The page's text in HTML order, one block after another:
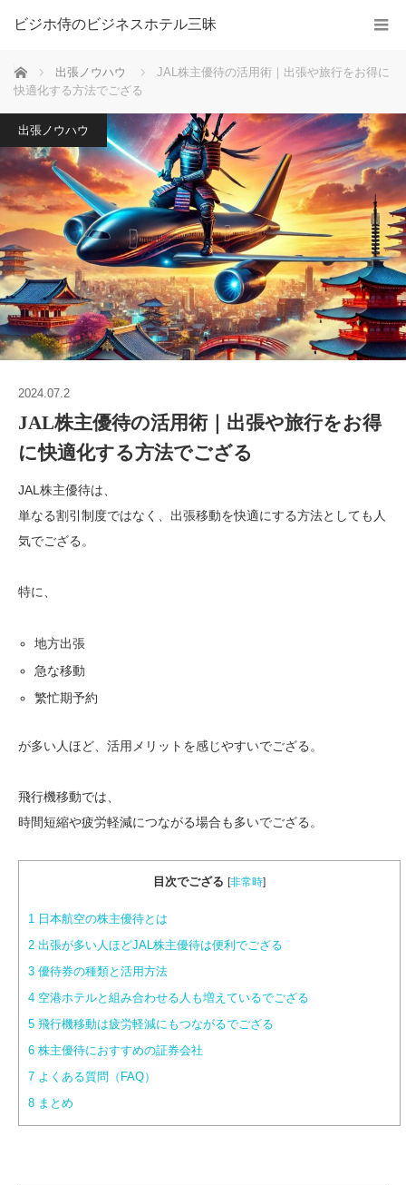
ビジホ侍のビジネスホテル三昧
ホーム 出張ノウハウ
JAL株主優待の活用術｜出張や旅行をお得に
快適化する方法でござる
出張ノウハウ
2024.07.2
JAL株主優待の活用術｜出張や旅行をお得
に快適化する方法でござる
JAL株主優待は、
単なる割引制度ではなく、出張移動を快適にする方法としても人
気でござる。
特に、
地方出張
急な移動
繁忙期予約
が多い人ほど、活用メリットを感じやすいでござる。
飛行機移動では、
時間短縮や疲労軽減につながる場合も多いでござる。
目次でござる [非常時]
1 日本航空の株主優待とは
2 出張が多い人ほどJAL株主優待は便利でござる
3 優待券の種類と活用方法
4 空港ホテルと組み合わせる人も増えているでござる
5 飛行機移動は疲労軽減にもつながるでござる
6 株主優待におすすめの証券会社
7 よくある質問（FAQ）
8 まとめ